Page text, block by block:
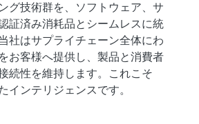
グ技術群を、ソフトウェア、サ
証済み消耗品とシームレスに統
社はサプライチェーン全体にわ
お客様へ提供し、製品と消費者
続性を維持します。これこそ
インテリジェンスです。